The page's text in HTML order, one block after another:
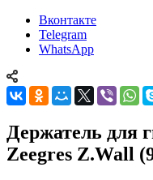
Вконтакте
Telegram
WhatsApp
Держатель для
Zeegres Z.Wall